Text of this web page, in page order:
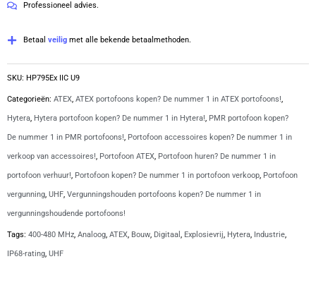
Professioneel advies.
Betaal veilig met alle bekende betaalmethoden.
SKU: HP795Ex IIC U9
Categorieën: ATEX ATEX portofoons kopen? De nummer 1 in ATEX portofoons!
Hytera Hytera portofoon kopen? De nummer 1 in Hytera! PMR portofoon kopen?
De nummer 1 in PMR portofoons! Portofoon accessoires kopen? De nummer 1 in
verkoop van accessoires! Portofoon ATEX Portofoon huren? De nummer 1 in
portofoon verhuur! Portofoon kopen? De nummer 1 in portofoon verkoop Portofoon
vergunning UHF Vergunningshouden portofoons kopen? De nummer 1 in
vergunningshoudende portofoons!
Tags: 400-480 MHz Analoog ATEX Bouw Digitaal Explosievrij Hytera Industrie
IP68-rating UHF